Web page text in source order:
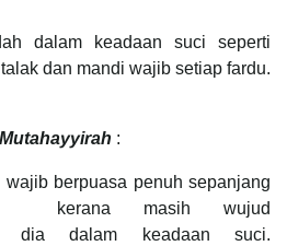
dalam keadaan suci seperti
dan mandi wajib setiap fardu.
Mutahayyirah :
wajib berpuasa penuh sepanjang
kerana masih wujud
dia dalam keadaan suci.